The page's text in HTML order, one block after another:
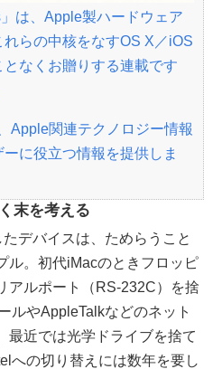
は、Apple製ハードウェア
れらの中核をなすOS X／iOS
なくお贈りする連載です
Apple関連テクノロジー情報
に役立つ情報を提供しま
末を考える
デバイスは、ためらうこと
ル。初代iMacのときフロッピ
アルポート（RS-232C）を捨
ルやAppleTalkなどのネット
最近では光学ドライブを捨て
への切り替えには数年を要し